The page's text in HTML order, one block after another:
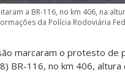
a BR-116, no km 406, na
da Polícia Rodoviária
marcaram o protesto de
BR-116, no km 406, altura